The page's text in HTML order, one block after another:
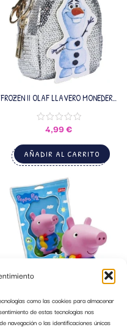
como las cookies para almacenar
de estas tecnologías nos
navegación o las identificaciones únicas
FROZEN II OLAF LLAVERO MONEDERO
4,99€
AÑADIR AL CARRITO
GEORGE PEPPA PIG SPLASH
VALUVIC